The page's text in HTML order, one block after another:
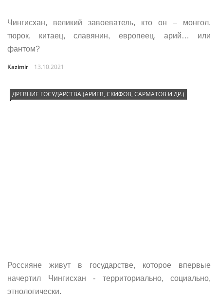
Чингисхан, великий завоеватель, кто он – монгол,
тюрок, китаец, славянин, европеец, арий… или
фантом?
Kazimir 13.10.2021
ДРЕВНИЕ ГОСУДАРСТВА (АРИЕВ, СКИФОВ, САРМАТОВ И ДР.)
Россияне живут в государстве, которое впервые
начертил Чингисхан - территориально, социально,
этнологически.